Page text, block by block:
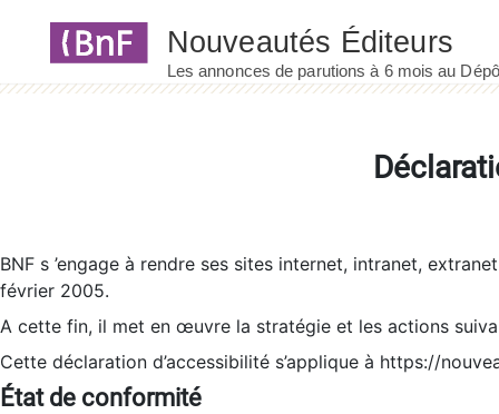
BNF s ’engage à rendre ses sites internet, intranet,
février 2005.
A cette fin, il met en œuvre la stratégie et les actions
Cette déclaration d’accessibilité s’applique à https://
État de conformité